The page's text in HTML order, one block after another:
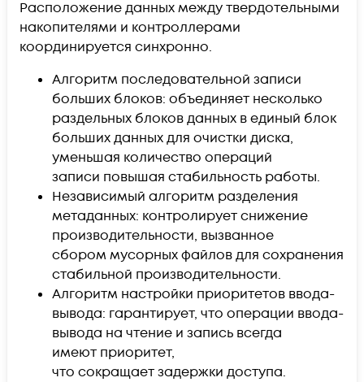
Расположение данных между твердотельными
накопителями и контроллерами
координируется синхронно.
Алгоритм последовательной записи
больших блоков: объединяет несколько
раздельных блоков данных в единый блок
больших данных для очистки диска,
уменьшая количество операций
записи повышая стабильность работы.
Независимый алгоритм разделения
метаданных: контролирует снижение
производительности, вызванное
сбором мусорных файлов для сохранения
стабильной производительности.
Алгоритм настройки приоритетов ввода-
вывода: гарантирует, что операции ввода-
вывода на чтение и запись всегда
имеют приоритет,
что сокращает задержки доступа.